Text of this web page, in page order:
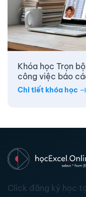
Khóa học Trọn
công việc báo
Chi tiết khóa học
Click đăng ký học